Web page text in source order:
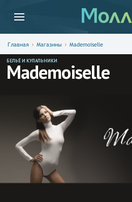
Главная Магазины Mademoiselle
БЕЛЬЁ И КУПАЛЬНИКИ
Mademoiselle